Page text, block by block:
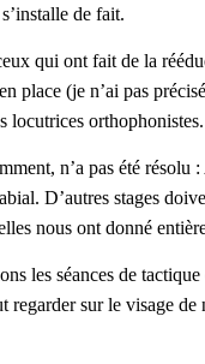
de fait.
qui ont fait de la
place (je n’ai pas
locutrices orthophonistes.
n’a pas été
D’autres stages
nous ont donné
les séances de
regarder sur le visage